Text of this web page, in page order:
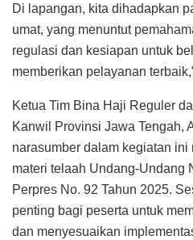
Di lapangan, kita dihadapkan
umat, yang menuntut
regulasi dan kesiapan untuk
memberikan pelayanan
Ketua Tim Bina Haji Reguler
Kanwil Provinsi Jawa Tengah,
narasumber dalam kegiatan ini
materi telaah Undang-Undang
Perpres No. 92 Tahun 2025.
penting bagi peserta untuk
dan menyesuaikan